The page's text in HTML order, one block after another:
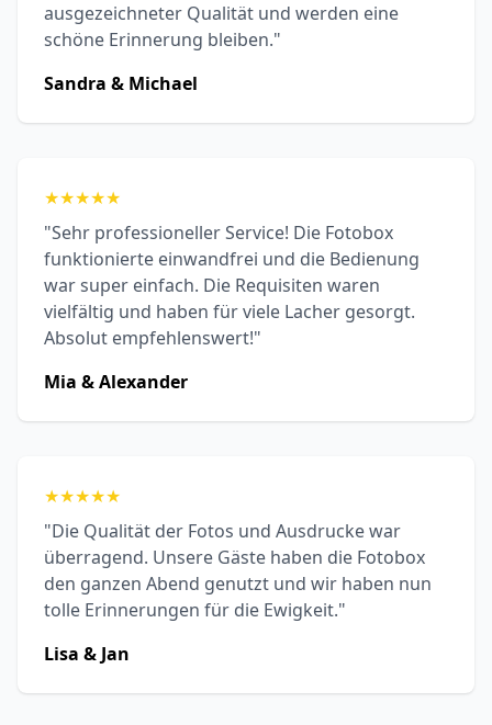
ausgezeichneter Qualität und werden eine
schöne Erinnerung bleiben."
Sandra & Michael
★★★★★
"Sehr professioneller Service! Die Fotobox
funktionierte einwandfrei und die Bedienung
war super einfach. Die Requisiten waren
vielfältig und haben für viele Lacher gesorgt.
Absolut empfehlenswert!"
Mia & Alexander
★★★★★
"Die Qualität der Fotos und Ausdrucke war
überragend. Unsere Gäste haben die Fotobox
den ganzen Abend genutzt und wir haben nun
tolle Erinnerungen für die Ewigkeit."
Lisa & Jan